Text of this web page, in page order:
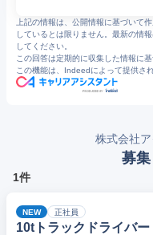
上記の情報は、公開情報に基づいて
しているとは限りません。最新の情
してください。
この回答は定期的に収集した情報に
この機能は、Indeedによって提供さ
株式会社
募
1件
NEW 正社員
10tトラックドライバー